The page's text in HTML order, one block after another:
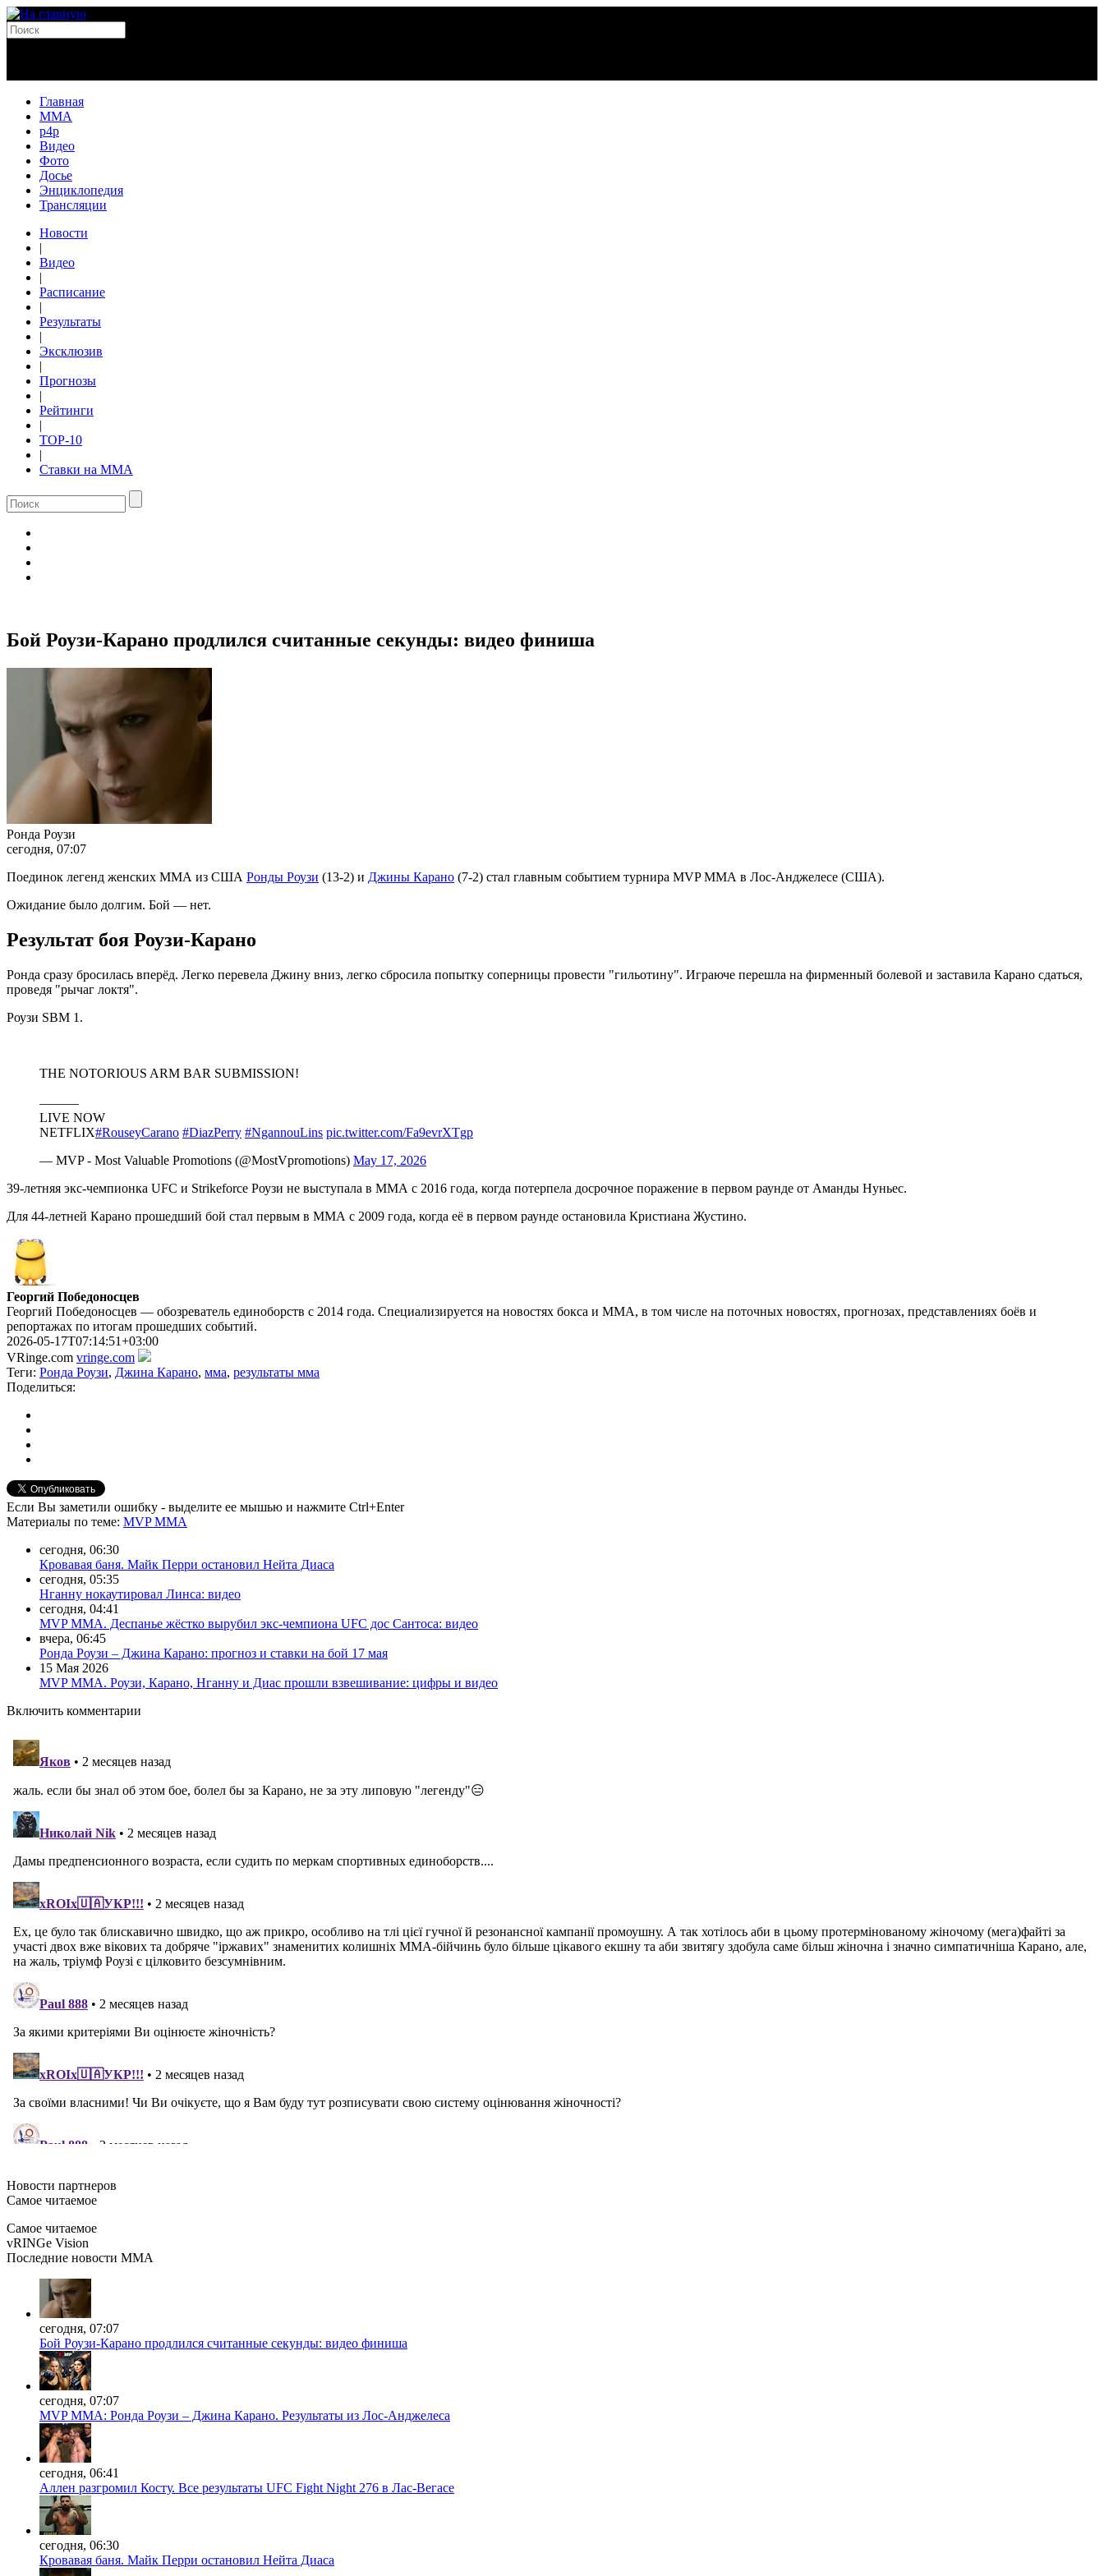
Главная
MMA
p4p
Видео
Фото
Досье
Энциклопедия
Трансляции
Новости
|
Видео
|
Расписание
|
Результаты
|
Эксклюзив
|
Прогнозы
|
Рейтинги
|
TOP-10
|
Ставки на ММА
Бой Роузи-Карано продлился считанные секунды: видео финиша
Ронда Роузи
сегодня, 07:07
Поединок легенд женских ММА из США Ронды Роузи (13-2) и Джины Карано (7-2) стал главным событием турнира МVP ММА в Лос-Анджелесе (США).
Ожидание было долгим. Бой — нет.
Результат боя Роузи-Карано
Ронда сразу бросилась вперёд. Легко перевела Джину вниз, легко сбросила попытку соперницы провести "гильотину". Играюче перешла на фирменный болевой и заставила Карано сдаться,
проведя "рычаг локтя".
Роузи SBМ 1.
THE NOTORIOUS ARM BAR SUBMISSION!
———
LIVE NOW
NETFLIX#RouseyCarano #DiazPerry #NgannouLins pic.twitter.com/Fa9evrXTgp
— MVP - Most Valuable Promotions (@MostVpromotions) May 17, 2026
39-летняя экс-чемпионка UFC и Strikeforce Роузи не выступала в ММА с 2016 года, когда потерпела досрочное поражение в первом раунде от Аманды Нуньес.
Для 44-летней Карано прошедший бой стал первым в ММА с 2009 года, когда её в первом раунде остановила Кристиана Жустино.
Георгий Победоносцев
Георгий Победоносцев — обозреватель единоборств с 2014 года. Специализируется на новостях бокса и ММА, в том числе на поточных новостях, прогнозах, представлениях боёв и
репортажах по итогам прошедших событий.
2026-05-17T07:14:51+03:00
VRinge.com vringe.com
Теги: Ронда Роузи, Джина Карано, мма, результаты мма
Поделиться:
Если Вы заметили ошибку - выделите ее мышью и нажмите Ctrl+Enter
Материалы по теме: MVP MMA
сегодня, 06:30
Кровавая баня. Майк Перри остановил Нейта Диаса
сегодня, 05:35
Нганну нокаутировал Линса: видео
сегодня, 04:41
MVP MMA. Деспанье жёстко вырубил экс-чемпиона UFC дос Сантоса: видео
вчера, 06:45
Ронда Роузи – Джина Карано: прогноз и ставки на бой 17 мая
15 Мая 2026
MVP ММА. Роузи, Карано, Нганну и Диас прошли взвешивание: цифры и видео
Включить комментарии
Новости партнеров
Самое читаемое
Самое читаемое
vRINGe Vision
Последние новости MMA
сегодня, 07:07
Бой Роузи-Карано продлился считанные секунды: видео финиша
сегодня, 07:07
MVP MMA: Ронда Роузи – Джина Карано. Результаты из Лос-Анджелеса
сегодня, 06:41
Аллен разгромил Косту. Все результаты UFC Fight Night 276 в Лас-Вегасе
сегодня, 06:30
Кровавая баня. Майк Перри остановил Нейта Диаса